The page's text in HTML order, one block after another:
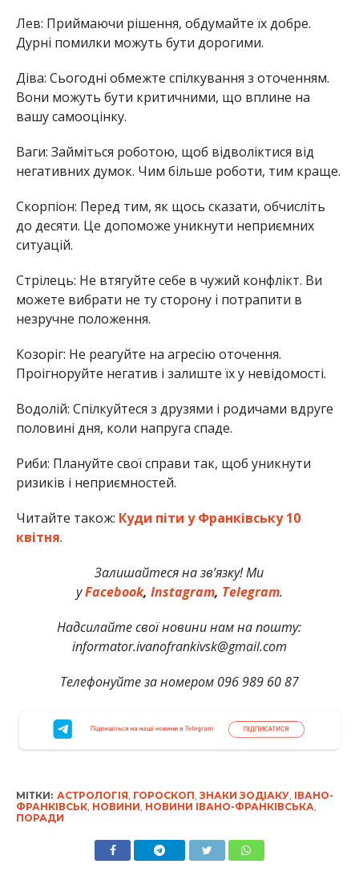
Лев: Приймаючи рішення, обдумайте їх добре.
Дурні помилки можуть бути дорогими.
Діва: Сьогодні обмежте спілкування з оточенням.
Вони можуть бути критичними, що вплине на
вашу самооцінку.
Ваги: Займіться роботою, щоб відволіктися від
негативних думок. Чим більше роботи, тим краще.
Скорпіон: Перед тим, як щось сказати, обчисліть
до десяти. Це допоможе уникнути неприємних
ситуацій.
Стрілець: Не втягуйте себе в чужий конфлікт. Ви
можете вибрати не ту сторону і потрапити в
незручне положення.
Козоріг: Не реагуйте на агресію оточення.
Проігноруйте негатив і залиште їх у невідомості.
Водолій: Спілкуйтеся з друзями і родичами вдруге
половині дня, коли напруга спаде.
Риби: Плануйте свої справи так, щоб уникнути
ризиків і неприємностей.
Читайте також: Куди піти у Франківську 10
квітня.
Залишайтеся на зв’язку! Ми
уFacebook, Instagram, Telegram.
Надсилайте свої новини нам на пошту:
informator.ivanofrankivsk@gmail.com
Телефонуйте за номером 096 989 60 87
МІТКИ: АСТРОЛОГІЯ ГОРОСКОП ЗНАКИ ЗОДІАКУ, ІВАНО-
ФРАНКІВСЬК, НОВИНИ НОВИНИ ІВАНО-ФРАНКІВСЬКА
ПОРАДИ